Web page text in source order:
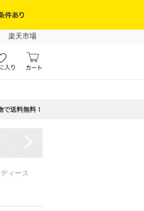
楽天市場
送料無料！
ディース